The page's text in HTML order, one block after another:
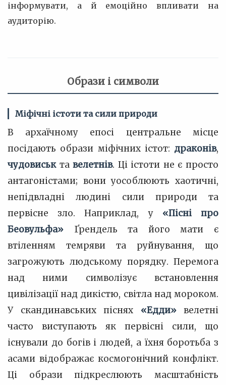
інформувати, а й емоційно впливати на
аудиторію.
Образи і символи
Міфічні істоти та сили природи
В архаїчному епосі центральне місце
посідають образи міфічних істот: драконів,
чудовиськтавелетнів. Ці істоти не є просто
антагоністами; вони уособлюють хаотичні,
непідвладні людині сили природи та
первісне зло. Наприклад, у «Пісні про
Беовульфа» Ґрендель та його мати є
втіленням темряви та руйнування, що
загрожують людському порядку. Перемога
над ними символізує встановлення
цивілізації над дикістю, світла над мороком.
У скандинавських піснях «Едди»велетні
часто виступають як первісні сили, що
існували до богів і людей, а їхня боротьба з
асами відображає космогонічний конфлікт.
Ці образи підкреслюють масштабність